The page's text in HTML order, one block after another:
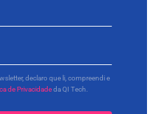
declaro que li, compreendi e
de Privacidadeda QI Tech.